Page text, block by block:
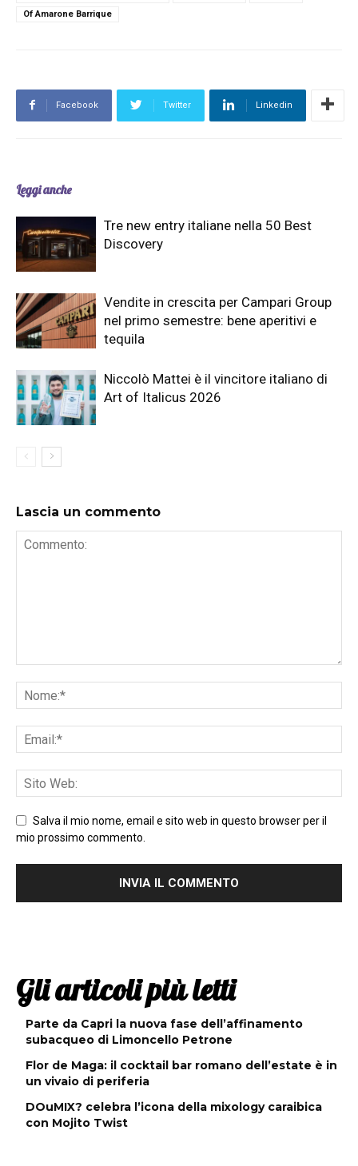
Of Amarone Barrique
Facebook Twitter Linkedin
Leggi anche
Tre new entry italiane nella 50 Best
Discovery
Vendite in crescita per Campari Group
nel primo semestre: bene aperitivi e
tequila
Niccolò Mattei è il vincitore italiano di
Art of Italicus 2026
Lascia un commento
Salva il mio nome, email e sito web in questo browser per il
mio prossimo commento.
Gli articoli più letti
Parte da Capri la nuova fase dell’affinamento
subacqueo di Limoncello Petrone
Flor de Maga: il cocktail bar romano dell’estate è in
un vivaio di periferia
DOuMIX? celebra l’icona della mixology caraibica
con Mojito Twist